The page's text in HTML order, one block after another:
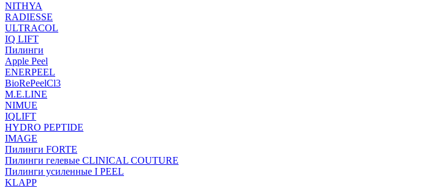
NITHYA
RADIESSE
ULTRACOL
IQ LIFT
Пилинги
Apple Peel
ENERPEEL
BioRePeelCl3
M.E.LINE
NIMUE
IQLIFT
HYDRO PEPTIDE
IMAGE
Пилинги FORTE
Пилинги гелевые CLINICAL COUTURE
Пилинги усиленные I PEEL
KLAPP